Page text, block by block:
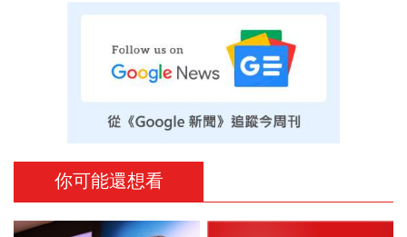
你可能還想看